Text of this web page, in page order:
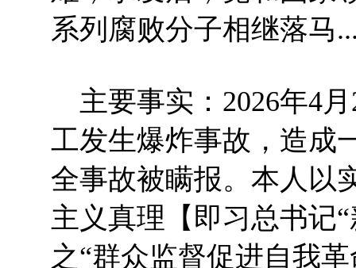
系列腐败分子相继落马
主要事实：2026年4
工发生爆炸事故，造成
全事故被瞒报。本人以
主义真理【即习总书记
之“群众监督促进自我